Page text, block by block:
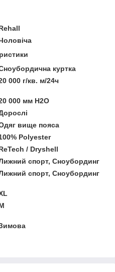
куртка
000 г/кв. м/24ч
000 мм H2O
вище пояса
Polyester
/ Dryshell
спорт, Сноубординг
спорт, Сноубординг